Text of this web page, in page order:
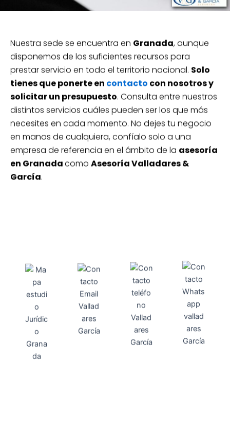
Nuestra sede se encuentra en Granada, aunque
disponemos de los suficientes recursos para
prestar servicio en todo el territorio nacional. Solo
tienes que ponerte en contacto con nosotros y
solicitar un presupuesto. Consulta entre nuestros
distintos servicios cuáles pueden ser los que más
necesites en cada momento. No dejes tu negocio
en manos de cualquiera, confíalo solo a una
empresa de referencia en el ámbito de la asesoría
en Granada como Asesoría Valladares &
García.